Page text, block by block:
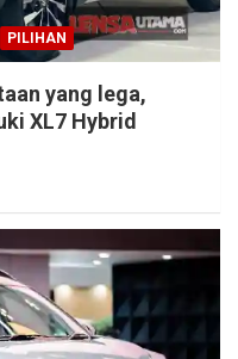
PILIHAN
yang lega,
XL7 Hybrid